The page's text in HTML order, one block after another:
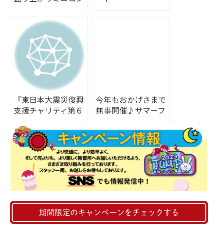
『東日本大震災復興
支援チャリティ第６
フェア』
今年もおかげさまで
無事開催♪サマーフ
期間限定のキャンペーンをチェックする